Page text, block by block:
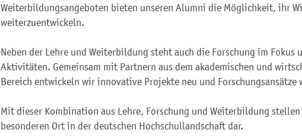
Weiterbildungsangeboten bieten unseren Alumni die Möglichkeit, ihr
weiterzuentwickeln.
Neben der Lehre und Weiterbildung steht auch die Forschung im Fokus
Aktivitäten. Gemeinsam mit Partnern aus dem akademischen und
Bereich entwickeln wir innovative Projekte neu und Forschungsansätze
Mit dieser Kombination aus Lehre, Forschung und Weiterbildung
besonderen Ort in der deutschen Hochschullandschaft dar.